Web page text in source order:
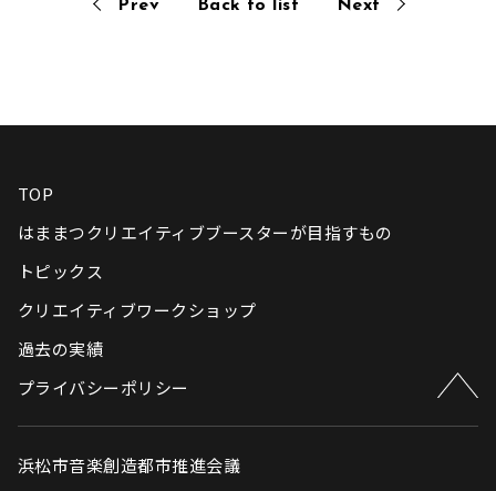
Prev Back to list Next
TOP
はままつクリエイティブブースターが目指すもの
トピックス
クリエイティブワークショップ
過去の実績
プライバシーポリシー
浜松市音楽創造都市推進会議